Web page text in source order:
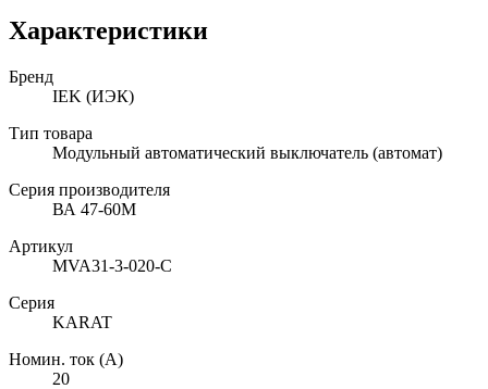
Характеристики
Бренд
IEK (ИЭК)
Тип товара
Модульный автоматический выключатель (автомат)
Серия производителя
ВА 47-60М
Артикул
MVA31-3-020-C
Серия
KARAT
Номин. ток (А)
20